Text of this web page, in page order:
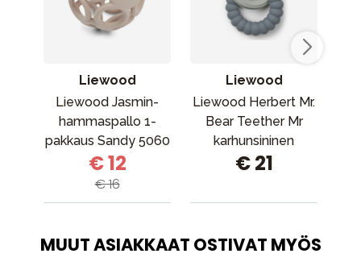
Liewood
Liewood Jasmin-
hammaspallo 1-
pakkaus Sandy 5060
€ 12
€ 16
Liewood
Liewood Herbert Mr.
Bear Teether Mr
karhunsininen
sekoitus
€ 21
MUUT ASIAKKAAT OSTIVAT MYÖS